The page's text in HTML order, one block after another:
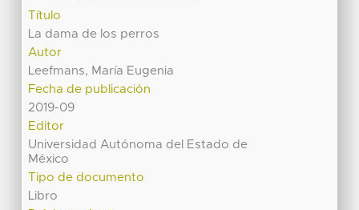
Título
La dama de los perros
Autor
Leefmans, María Eugenia
Fecha de publicación
2019-09
Editor
Universidad Autónoma del Estado de
México
Tipo de documento
Libro